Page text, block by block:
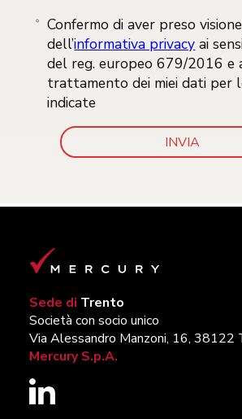
Confermo di aver preso visione
dell’informativa privacy ai
del reg. europeo 679/2016 e
trattamento dei miei dati per
indicate
Sede di Trento
Società con socio unico
Via Alessandro Manzoni, 16, 38122
Mercury S.p.A.